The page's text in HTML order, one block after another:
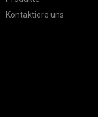
Kontaktiere uns